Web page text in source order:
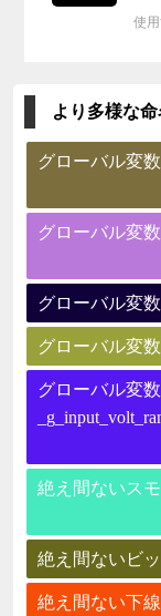
使
より多様な
グローバル変
グローバル変
グローバル変
グローバル変
グローバル変
絶え間ないス
絶え間ないビ
絶え間ない下線